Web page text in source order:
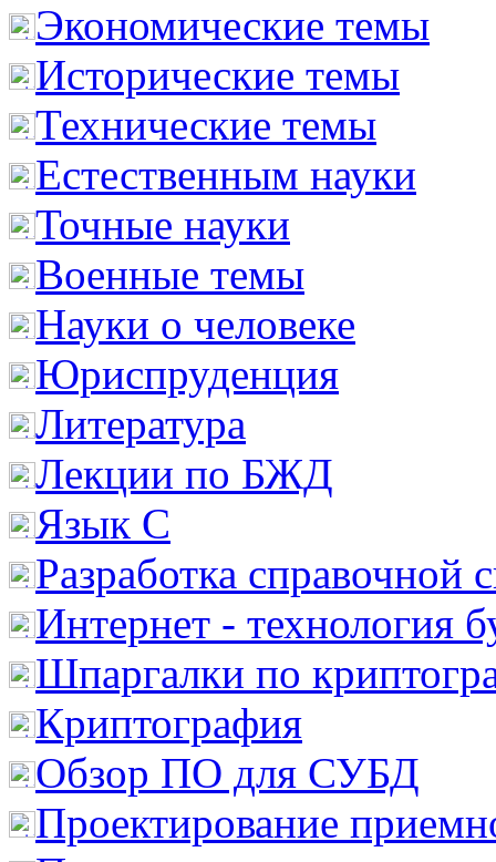
Экономические темы
Исторические темы
Технические темы
Естественным науки
Точные науки
Военные темы
Науки о человеке
Юриспруденция
Литература
Лекции по БЖД
Язык С
Разработка справочной
Интернет - технология
Шпаргалки по
Криптография
Обзор ПО для СУБД
Проектирование